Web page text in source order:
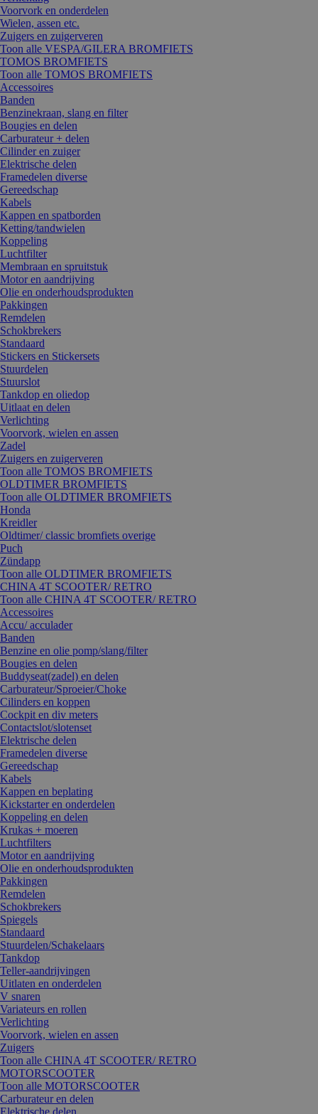
Voorvork en onderdelen
Wielen, assen etc.
Zuigers en zuigerveren
Toon alle VESPA/GILERA BROMFIETS
TOMOS BROMFIETS
Toon alle TOMOS BROMFIETS
Accessoires
Banden
Benzinekraan, slang en filter
Bougies en delen
Carburateur + delen
Cilinder en zuiger
Elektrische delen
Framedelen diverse
Gereedschap
Kabels
Kappen en spatborden
Ketting/tandwielen
Koppeling
Luchtfilter
Membraan en spruitstuk
Motor en aandrijving
Olie en onderhoudsprodukten
Pakkingen
Remdelen
Schokbrekers
Standaard
Stickers en Stickersets
Stuurdelen
Stuurslot
Tankdop en oliedop
Uitlaat en delen
Verlichting
Voorvork, wielen en assen
Zadel
Zuigers en zuigerveren
Toon alle TOMOS BROMFIETS
OLDTIMER BROMFIETS
Toon alle OLDTIMER BROMFIETS
Honda
Kreidler
Oldtimer/ classic bromfiets overige
Puch
Zündapp
Toon alle OLDTIMER BROMFIETS
CHINA 4T SCOOTER/ RETRO
Toon alle CHINA 4T SCOOTER/ RETRO
Accessoires
Accu/ acculader
Banden
Benzine en olie pomp/slang/filter
Bougies en delen
Buddyseat(zadel) en delen
Carburateur/Sproeier/Choke
Cilinders en koppen
Cockpit en div meters
Contactslot/slotenset
Elektrische delen
Framedelen diverse
Gereedschap
Kabels
Kappen en beplating
Kickstarter en onderdelen
Koppeling en delen
Krukas + moeren
Luchtfilters
Motor en aandrijving
Olie en onderhoudsprodukten
Pakkingen
Remdelen
Schokbrekers
Spiegels
Standaard
Stuurdelen/Schakelaars
Tankdop
Teller-aandrijvingen
Uitlaten en onderdelen
V snaren
Variateurs en rollen
Verlichting
Voorvork, wielen en assen
Zuigers
Toon alle CHINA 4T SCOOTER/ RETRO
MOTORSCOOTER
Toon alle MOTORSCOOTER
Carburateur en delen
Elektrische delen